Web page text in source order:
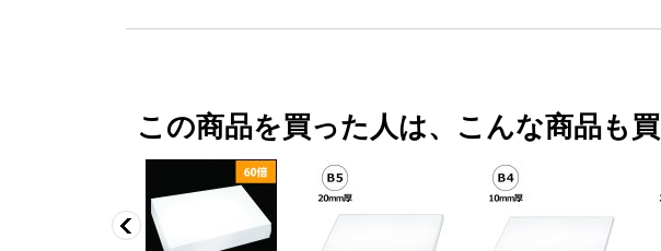
この商品を買った人は、こんな商品も